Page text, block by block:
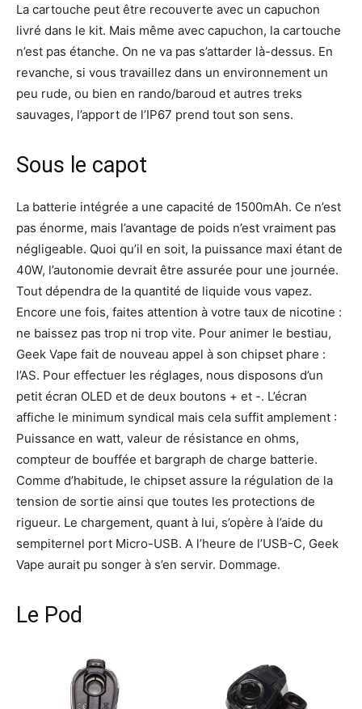
La cartouche peut être recouverte avec un capuchon
livré dans le kit. Mais même avec capuchon, la cartouche
n’est pas étanche. On ne va pas s’attarder là-dessus. En
revanche, si vous travaillez dans un environnement un
peu rude, ou bien en rando/baroud et autres treks
sauvages, l’apport de l’IP67 prend tout son sens.
Sous le capot
La batterie intégrée a une capacité de 1500mAh. Ce n’est
pas énorme, mais l’avantage de poids n’est vraiment pas
négligeable. Quoi qu’il en soit, la puissance maxi étant de
40W, l’autonomie devrait être assurée pour une journée.
Tout dépendra de la quantité de liquide vous vapez.
Encore une fois, faites attention à votre taux de nicotine :
ne baissez pas trop ni trop vite. Pour animer le bestiau,
Geek Vape fait de nouveau appel à son chipset phare :
l’AS. Pour effectuer les réglages, nous disposons d’un
petit écran OLED et de deux boutons + et -. L’écran
affiche le minimum syndical mais cela suffit amplement :
Puissance en watt, valeur de résistance en ohms,
compteur de bouffée et bargraph de charge batterie.
Comme d’habitude, le chipset assure la régulation de la
tension de sortie ainsi que toutes les protections de
rigueur. Le chargement, quant à lui, s’opère à l’aide du
sempiternel port Micro-USB. A l’heure de l’USB-C, Geek
Vape aurait pu songer à s’en servir. Dommage.
Le Pod